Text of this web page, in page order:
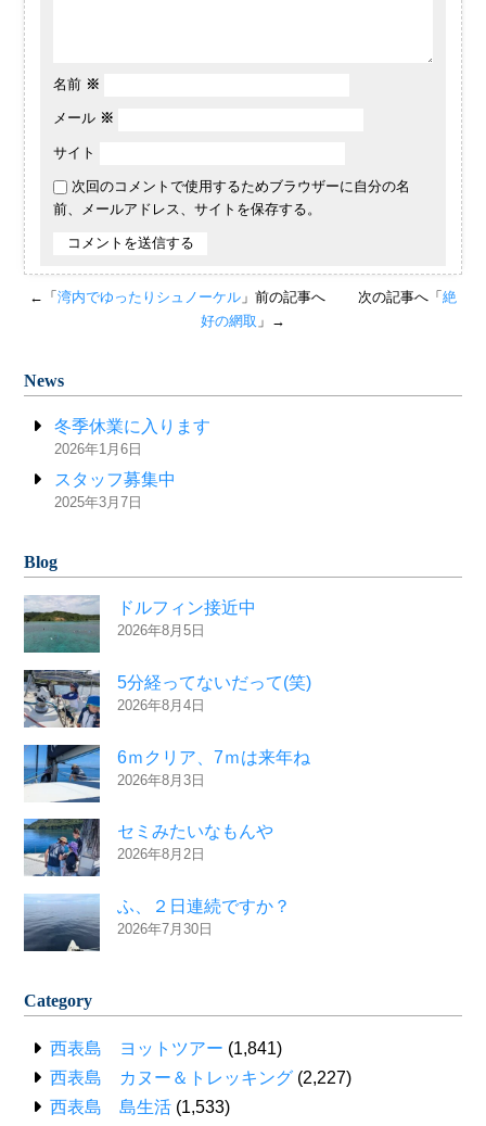
名前 ※
メール ※
サイト
次回のコメントで使用するためブラウザーに自分の名
前、メールアドレス、サイトを保存する。
←「湾内でゆったりシュノーケル 」前の記事へ 次の記事へ「絶
好の網取 」→
News
冬季休業に入ります
2026年1月6日
スタッフ募集中
2025年3月7日
Blog
ドルフィン接近中
2026年8月5日
5分経ってないだって(笑)
2026年8月4日
6ｍクリア、7ｍは来年ね
2026年8月3日
セミみたいなもんや
2026年8月2日
ふ、２日連続ですか？
2026年7月30日
Category
西表島 ヨットツアー (1,841)
西表島 カヌー＆トレッキング (2,227)
西表島 島生活 (1,533)